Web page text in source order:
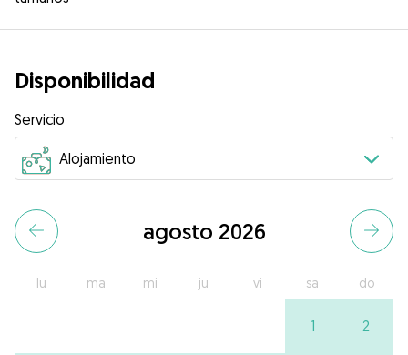
Disponibilidad
Servicio
agosto 2026
lu ma mi ju vi sa do
1 2